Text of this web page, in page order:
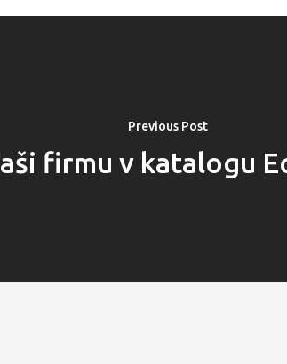
Previous Post
firmu v katalogu